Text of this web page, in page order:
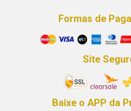
Formas de
Site
Baixe o APP da